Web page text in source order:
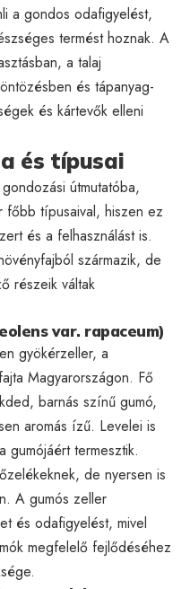
a gondos odafigyelést,
termést hoznak. A
a talaj
és tápanyag-
és kártevők elleni
és típusai
útmutatóba,
főbb típusaival, hiszen ez
és a felhasználást is.
származik, de
részeik váltak
var. rapaceum)
gyökérzeller, a
Magyarországon. Fő
barnás színű gumó,
aromás ízű. Levelei is
gumójáért termesztik.
de nyersen is
A gumós zeller
és odafigyelést, mivel
megfelelő fejlődéséhez